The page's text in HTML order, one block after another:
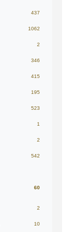
437
1062
2
346
415
195
523
1
2
542
60
2
10